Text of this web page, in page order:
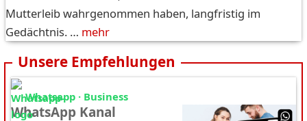
Mutterleib wahrgenommen haben, langfristig im
Gedächtnis. … mehr
Unsere Empfehlungen
Whatsapp · Business
WhatsApp Kanal